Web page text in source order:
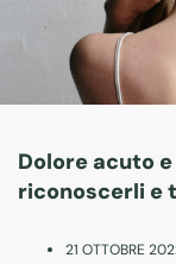
Dolore acuto
riconoscerli e
21 OTTOBRE